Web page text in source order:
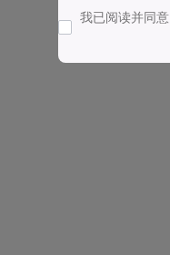
我已阅读并同意